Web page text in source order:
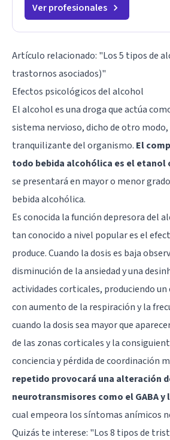
Ver profesionales
Artículo relacionado: "Los 5 tipos de
trastornos asociados)"
Efectos psicológicos del alcohol
El alcohol es una droga que actúa
sistema nervioso, dicho de otro
tranquilizante del organismo. El
todo bebida alcohólica es el
se presentará en mayor o menor
bebida alcohólica.
Es conocida la función depresora del
tan conocido a nivel popular es el
produce. Cuando la dosis es baja
disminución de la ansiedad y una
actividades corticales, produciendo
con aumento de la respiración y la
cuando la dosis sea mayor que
de las zonas corticales y la
conciencia y pérdida de coordinación
repetido provocará una alteración
neurotransmisores como el GABA
cual empeora los síntomas anímicos
Quizás te interese: "Los 8 tipos de